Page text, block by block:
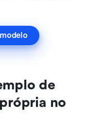
de
no